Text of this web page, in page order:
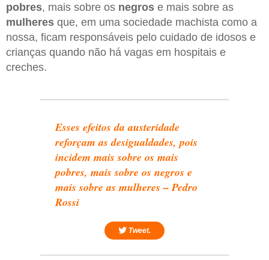
pobres, mais sobre os negros e mais sobre as
mulheres que, em uma sociedade machista como a
nossa, ficam responsáveis pelo cuidado de idosos e
crianças quando não há vagas em hospitais e
creches.
Esses efeitos da austeridade
reforçam as desigualdades, pois
incidem mais sobre os mais
pobres, mais sobre os negros e
mais sobre as mulheres – Pedro
Rossi
Tweet.